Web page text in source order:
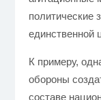
политические
единственной
К примеру,
обороны
составе